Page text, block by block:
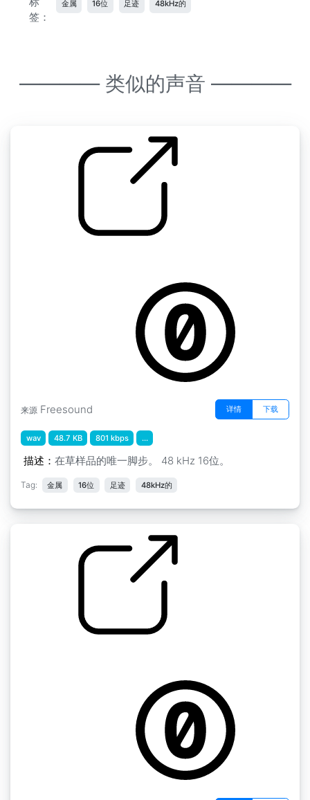
签：
金属 16位 足迹 48kHz的
———— 类似的声音 ————
来源 Freesound 详情 下载
wav 48.7 KB 801 kbps ...
描述： 在草样品的唯一脚步。 48 kHz 16位。
Tag: 金属 16位 足迹 48kHz的